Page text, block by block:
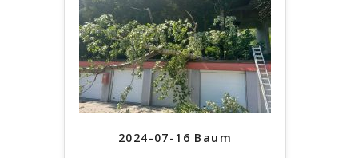
2024-07-16 Baum